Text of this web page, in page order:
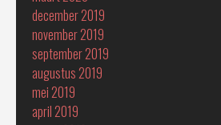
december 2019
november 2019
september 2019
augustus 2019
mei 2019
april 2019